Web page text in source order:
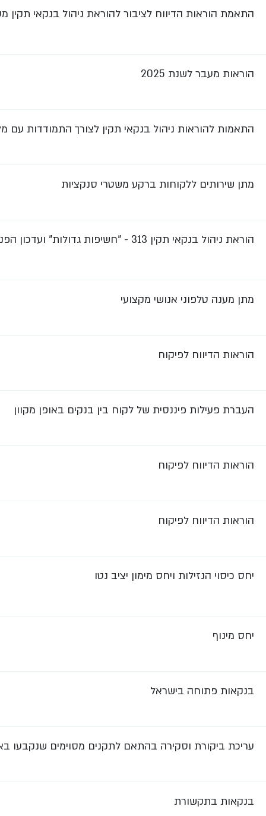
התאמת הוראות הדיווח לציבור להוראת ניהול בנקאי תקין מספר 313
הוראות מעבר לשנת 2025
התאמות להוראות ניהול בנקאי תקין לצורך התמודדות
מתן שירותים ללקוחות ברקע משטרי סנקציות
הוראת ניהול בנקאי תקין 313 - "חשיפות גדולות" ועדכון הפניות להגדרות בהוראות ניהול בנקאי תקין
מתן מענה טלפוני אנושי מקצועי
הוראות הדיווח לפיקוח
העברת פעילות פיננסית של לקוח בין בנקים באופן מקוון
הוראות הדיווח לפיקוח
הוראות הדיווח לפיקוח
יחס כיסוי הנזילות ויחס מימון יציב נטו
יחס מינוף
בנקאות פתוחה בישראל
עריכת ביקורת וסקירה בהתאם לתקנים מסוימים שנקבעו
בנקאות בתקשורת